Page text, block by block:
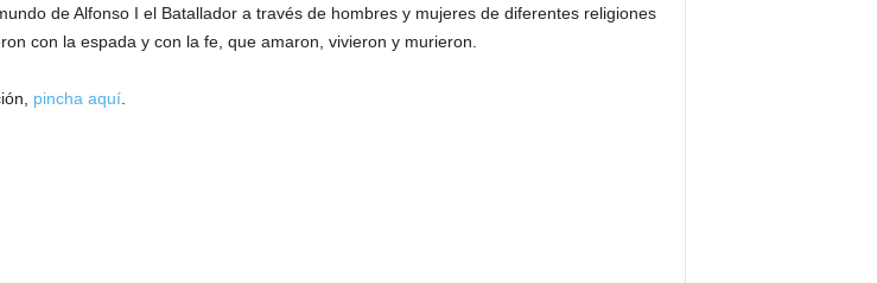
de Alfonso I el Batallador a través de hombres y mujeres de diferentes religiones
con la espada y con la fe, que amaron, vivieron y murieron.
pincha aquí.